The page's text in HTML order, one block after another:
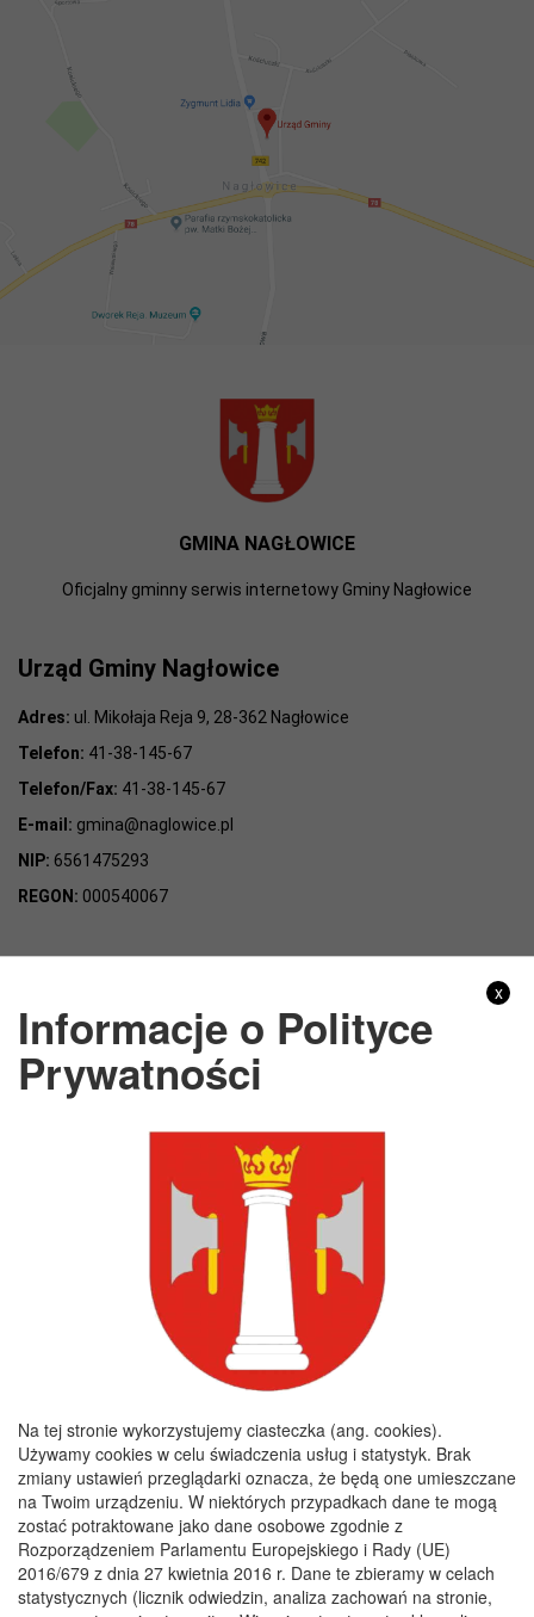
GMINA NAGŁOWICE
Oficjalny gminny serwis internetowy Gminy Nagłowice
Urząd Gminy Nagłowice
Adres: ul. Mikołaja Reja 9, 28-362 Nagłowice
Telefon: 41-38-145-67
Telefon/Fax: 41-38-145-67
E-mail: gmina@naglowice.pl
NIP: 6561475293
REGON: 000540067
Adres:ul. Mikołaja Reja 9, 28-362 Nagłowice
NIP:6562213721
REGON:
KONTO BANKOWE:
Bank Spółdzielczy Kielce o/Nagłowice
46 84930004 0110 0100 0332 0097
Rachunek odpady komunalne:
44 8493 0004 0110 0100 0332 0133
Godziny pracy
8:00 - 16:00
Środa :7:30 - 15:30
Czwartek :7:30 - 15:30
Piątek :7:30 - 15:30
Copyright 2019@ Urząd Gminy Nagłowice
x
Informacje o Polityce
Prywatności
Na tej stronie wykorzystujemy ciasteczka (ang. cookies).
Używamy cookies w celu świadczenia usług i statystyk. Brak
zmiany ustawień przeglądarki oznacza, że będą one umieszczane
na Twoim urządzeniu. W niektórych przypadkach dane te mogą
zostać potraktowane jako dane osobowe zgodnie z
Rozporządzeniem Parlamentu Europejskiego i Rady (UE)
2016/679 z dnia 27 kwietnia 2016 r. Dane te zbieramy w celach
statystycznych (licznik odwiedzin, analiza zachowań na stronie,